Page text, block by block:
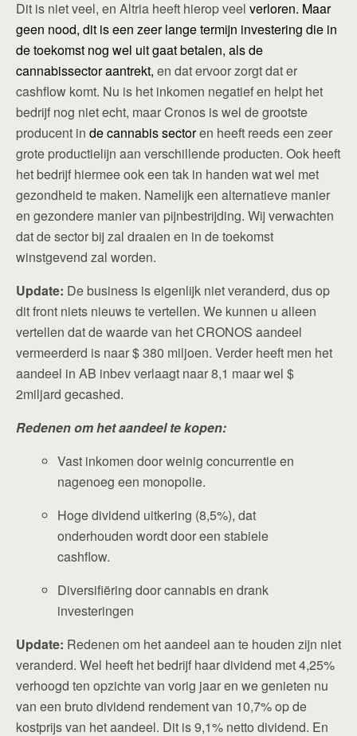
Dit is niet veel, en Altria heeft hierop veel verloren. Maar
geen nood, dit is een zeer lange termijn investering die in
de toekomst nog wel uit gaat betalen, als de
cannabissector aantrekt, en dat ervoor zorgt dat er
cashflow komt. Nu is het inkomen negatief en helpt het
bedrijf nog niet echt, maar Cronos is wel de grootste
producent in de cannabis sectoren heeft reeds een zeer
grote productielijn aan verschillende producten. Ook heeft
het bedrijf hiermee ook een tak in handen wat wel met
gezondheid te maken. Namelijk een alternatieve manier
en gezondere manier van pijnbestrijding. Wij verwachten
dat de sector bij zal draaien en in de toekomst
winstgevend zal worden.
Update: De business is eigenlijk niet veranderd, dus op
dit front niets nieuws te vertellen. We kunnen u alleen
vertellen dat de waarde van het CRONOS aandeel
vermeerderd is naar $ 380 miljoen. Verder heeft men het
aandeel in AB inbev verlaagt naar 8,1 maar wel $
2miljard gecashed.
Redenen om het aandeel te kopen:
Vast inkomen door weinig concurrentie en
nagenoeg een monopolie.
Hoge dividend uitkering (8,5%), dat
onderhouden wordt door een stabiele
cashflow.
Diversifiëring door cannabis en drank
investeringen
Update: Redenen om het aandeel aan te houden zijn niet
veranderd. Wel heeft het bedrijf haar dividend met 4,25%
verhoogd ten opzichte van vorig jaar en we genieten nu
van een bruto dividend rendement van 10,7% op de
kostprijs van het aandeel. Dit is 9,1% netto dividend. En